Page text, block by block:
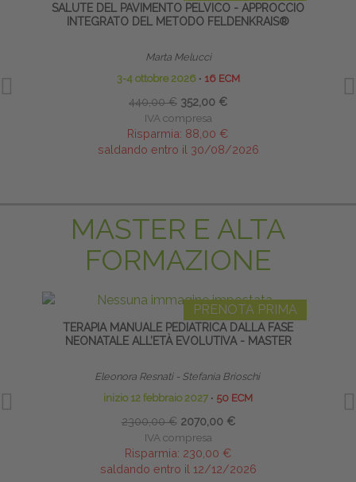
SALUTE DEL PAVIMENTO PELVICO - APPROCCIO
INTEGRATO DEL METODO FELDENKRAIS®
Marta Melucci
3-4 ottobre 2026 ∙ 16 ECM
440,00 € 352,00 €
IVA compresa
Risparmia: 88,00 €
saldando entro il 30/08/2026
MASTER E ALTA
FORMAZIONE
PRENOTA PRIMA
TERAPIA MANUALE PEDIATRICA DALLA FASE
NEONATALE ALL’ETÀ EVOLUTIVA - MASTER
Eleonora Resnati - Stefania Brioschi
inizio 12 febbraio 2027 ∙ 50 ECM
2300,00 € 2070,00 €
IVA compresa
Risparmia: 230,00 €
saldando entro il 12/12/2026